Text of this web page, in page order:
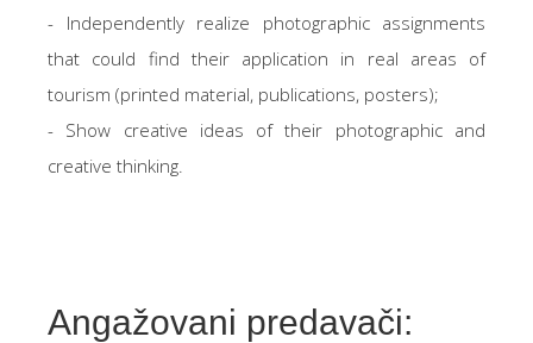
- Independently realize photographic assignments
that could find their application in real areas of
tourism (printed material, publications, posters);
- Show creative ideas of their photographic and
creative thinking.
Angažovani predavači: